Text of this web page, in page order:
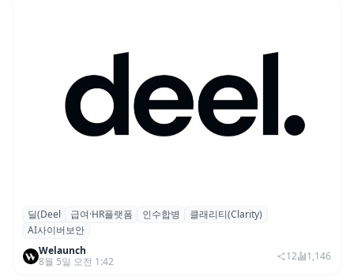
글로벌 HR 플랫폼 딜(Deel), ARR 15억 달러
돌파…AI 보안 역량 강화
딜(Deel 급여·HR플랫폼 인수합병
클래리티(Clarity)
AI사이버보안
Welaunch
8월 5일 오전 1:42
12 1,146